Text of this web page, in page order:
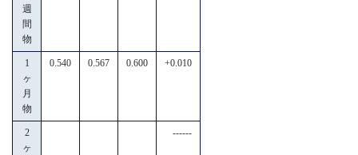
週
間
物
1
ヶ
月
物
0.540 0.567 0.600 +0.010
2
ヶ
------